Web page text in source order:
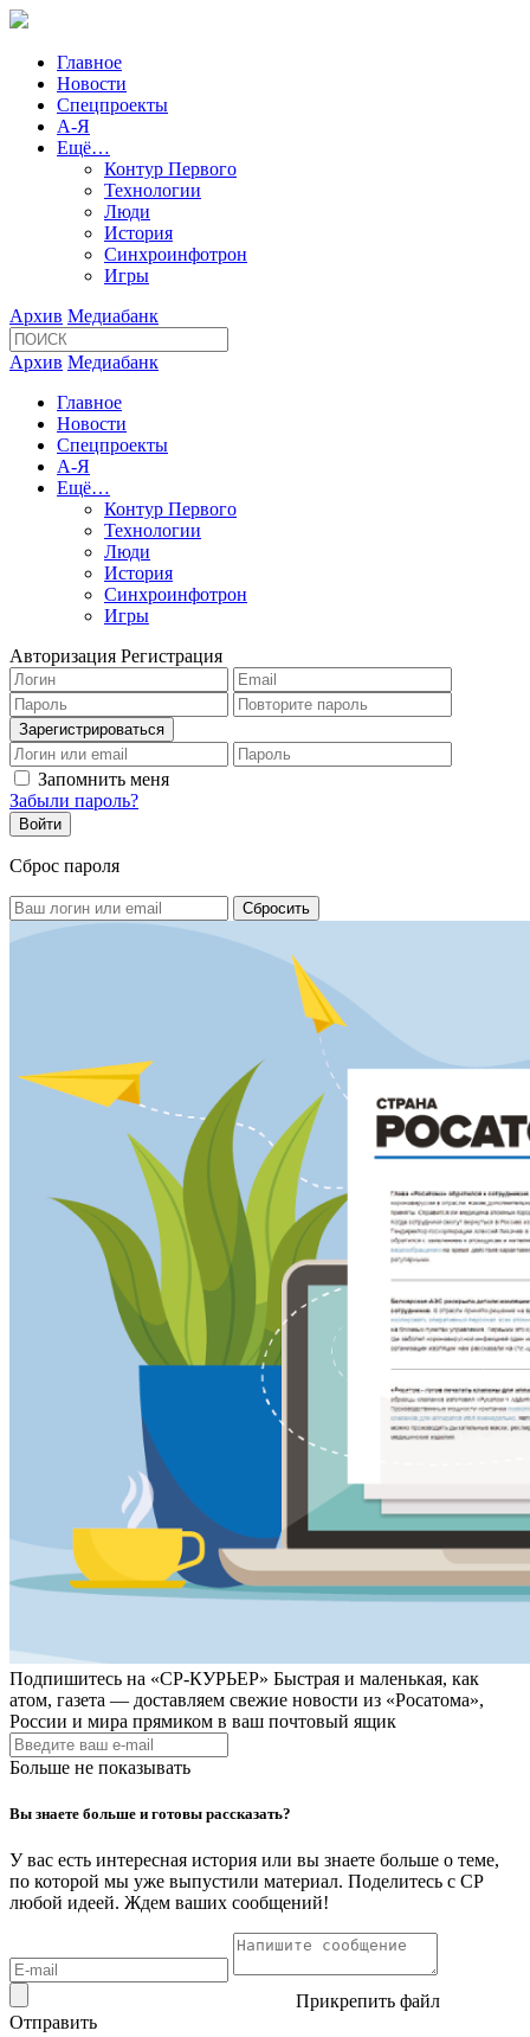
Главное
Новости
Спецпроекты
А-Я
Ещё…
Контур Первого
Технологии
Люди
История
Синхроинфотрон
Игры
Архив Медиабанк
Архив Медиабанк
Главное
Новости
Спецпроекты
А-Я
Ещё…
Контур Первого
Технологии
Люди
История
Синхроинфотрон
Игры
Авторизация Регистрация
Запомнить меня
Забыли пароль?
Сброс пароля
Подпишитесь на «СР-КУРЬЕР» Быстрая и маленькая, как
атом, газета — доставляем свежие новости из «Росатома»,
России и мира прямиком в ваш почтовый ящик
Больше не показывать
Вы знаете больше и готовы рассказать?
У вас есть интересная история или вы знаете больше о теме,
по которой мы уже выпустили материал. Поделитесь с СР
любой идеей. Ждем ваших сообщений!
Прикрепить файл
Отправить